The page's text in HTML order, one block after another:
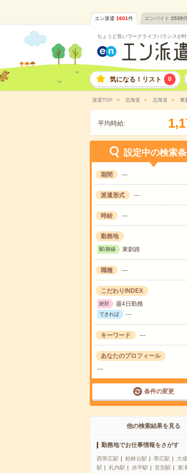
エン派遣 1601件 エンバイト 2539
ちょうど良いワークライフバランスが叶
気になる！リスト 0
派遣TOP 北海道 北海道 東
平均時給: 1,1
設定中の検索
期間 ---
派遣形式 ---
時給 ---
勤務地
駅/路線 東釧路
職種 ---
こだわりINDEX
絶対 週4日勤務
できれば ---
キーワード ---
あなたのプロフィール
---
条件の変更
他の検索結果を見る
勤務地でお仕事情報をさがす
西帯広駅 柏林台駅 帯広駅
大
駅
札内駅 赤平駅 音別駅
東